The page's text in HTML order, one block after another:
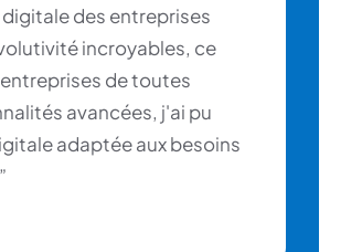
des entreprises
incroyables, ce
de toutes
avancées, j'ai pu
adaptée aux besoins